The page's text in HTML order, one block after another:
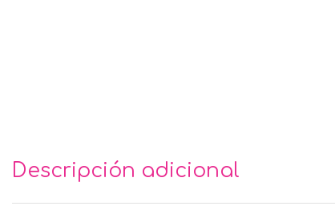
Descripción adicional